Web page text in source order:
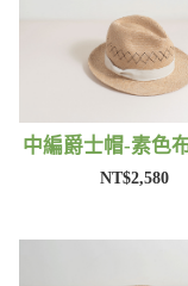
中編爵士帽-素色
NT$2,580